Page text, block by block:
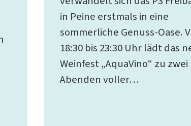
in Peine erstmals in eine
sommerliche Genuss-Oase.
18:30 bis 23:30 Uhr lädt das
Weinfest „AquaVino“ zu zwei
Abenden voller…